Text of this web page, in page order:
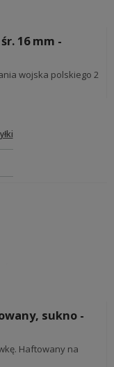
16 mm -
wojska polskiego 2
sukno -
Haftowany na